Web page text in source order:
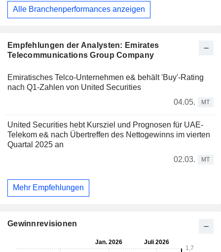
Empfehlungen der Analysten: Emirates
Telecommunications Group Company
Emiratisches Telco-Unternehmen e& behält 'Buy'-Rating
nach Q1-Zahlen von United Securities
04.05.
MT
United Securities hebt Kursziel und Prognosen für UAE-
Telekom e& nach Übertreffen des Nettogewinns im vierten
Quartal 2025 an
02.03.
MT
Mehr Empfehlungen
Alle Branchenperformances anzeigen
Gewinnrevisionen